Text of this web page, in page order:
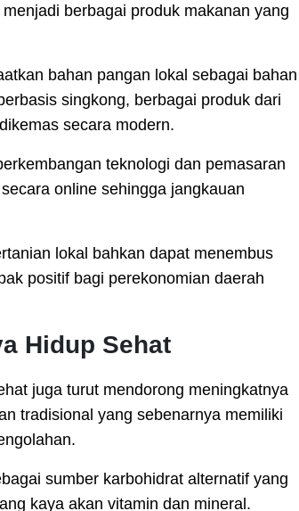
berbagai produk makanan yang
bahan pangan lokal sebagai bahan
singkong, berbagai produk dari
secara modern.
teknologi dan pemasaran
online sehingga jangkauan
lokal bahkan dapat menembus
positif bagi perekonomian daerah
Hidup Sehat
juga turut mendorong meningkatnya
tradisional yang sebenarnya memiliki
sumber karbohidrat alternatif yang
kaya akan vitamin dan mineral.